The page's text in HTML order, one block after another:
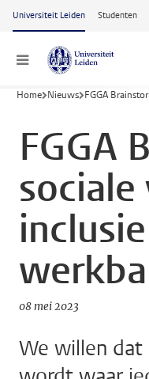
Ga naar hoofdinhoud
Universiteit Leiden Studenten
Menu
Home Nieuws FGGA
FGGA
08 mei 2023
We willen dat